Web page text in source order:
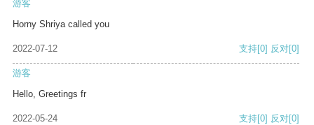
游客
Horny Shriya called you
2022-07-12 支持[0] 反对[0]
游客
Hello, Greetings fr
2022-05-24 支持[0] 反对[0]